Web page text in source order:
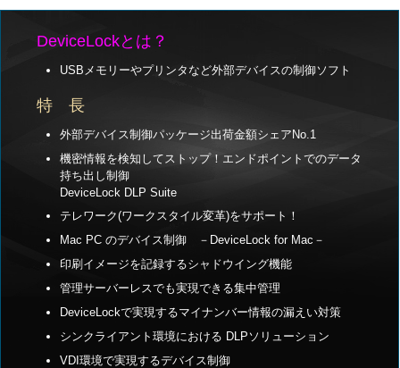
DeviceLockとは？
USBメモリーやプリンタなど外部デバイスの制御ソフト
特 長
外部デバイス制御パッケージ出荷金額シェアNo.1
機密情報を検知してストップ！エンドポイントでのデータ
持ち出し制御
DeviceLock DLP Suite
テレワーク(ワークスタイル変革)をサポート！
Mac PC のデバイス制御 －DeviceLock for Mac－
印刷イメージを記録するシャドウイング機能
管理サーバーレスでも実現できる集中管理
DeviceLockで実現するマイナンバー情報の漏えい対策
シンクライアント環境における DLPソリューション
VDI環境で実現するデバイス制御